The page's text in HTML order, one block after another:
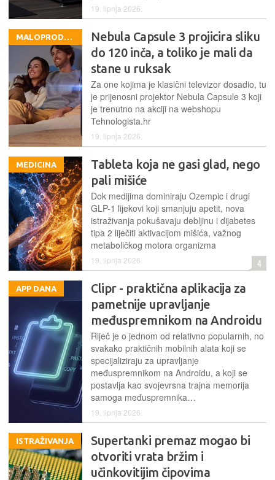
19. lipnja 2026.
MALOPRODAJNA PONUDA
Nebula Capsule 3 projicira sliku
do 120 inča, a toliko je mali da
stane u ruksak
Za one kojima je klasični televizor dosadio, tu
je prijenosni projektor Nebula Capsule 3 koji
je trenutno na akciji na webshopu
Tehnologista.hr
19. lipnja 2026.
MEDICINA
Tableta koja ne gasi glad, nego
pali mišiće
Dok medijima dominiraju Ozempic i drugi
GLP-1 lijekovi koji smanjuju apetit, nova
istraživanja pokušavaju debljinu i dijabetes
tipa 2 liječiti aktivacijom mišića, važnog
metaboličkog motora organizma
19. lipnja 2026. 4
APP DANA
Clipr - praktična aplikacija za
pametnije upravljanje
međuspremnikom na Androidu
Riječ je o jednom od relativno popularnih, no
svakako praktičnih mobilnih alata koji se
specijaliziraju za upravljanje
međuspremnikom na Androidu, a koji se
postavlja kao svojevrsna trajna memorija
samoga međuspremnika…
19. lipnja 2026.
ISTRAŽIVANJA
Supertanki premaz mogao bi
otvoriti vrata bržim i
učinkovitijim čipovima